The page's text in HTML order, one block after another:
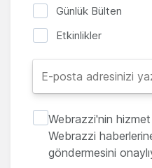
Günlük Bülten
Etkinlikler
Webrazzi'nin
Webrazzi
göndermesini